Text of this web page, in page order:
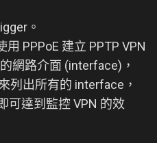
。
PPPoE 建立 PPTP VPN
網路介面 (interface)，
列出所有的 interface，
可達到監控 VPN 的效